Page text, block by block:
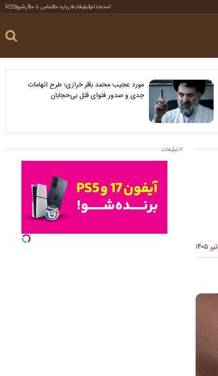
استخدامتبلیغاتدرباره ماتماس با ماآرشیوRSS
مورد عجیب محمد باقر خرازی؛ طرح اتهامات
جدی و صدور فتوای قتل بی‌حجابان
تبلیغات